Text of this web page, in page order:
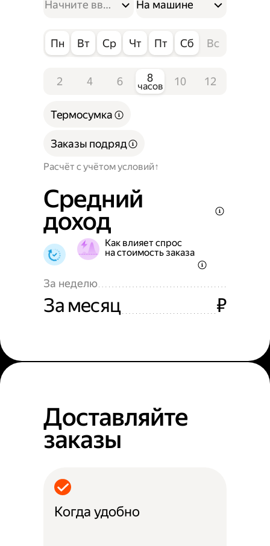
На машине
Пн Вт Ср Чт Пт Сб Вс
2 4 6 8
часов 10 12
Расчёт с учётом условий
Термосумка
Заказы подряд
Средний
доход
Как влияет спрос
на стоимость заказа
За неделю
За месяц ₽
Доставляйте
заказы
Когда удобно